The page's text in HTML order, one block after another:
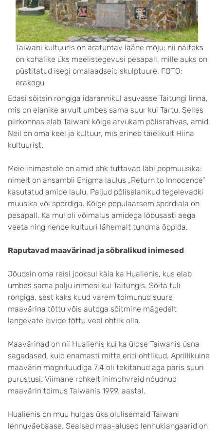
Taiwani kultuuris on äratuntav lääne mõju: nii näiteks
on kohalike üks meelistegevusi pesapall, mille auks on
püstitatud isegi omalaadseid skulptuure. FOTO:
erakogu
Edasi sõitsin rongiga idarannikul asuvasse Taitungi linna,
mis on elanike arvult umbes sama suur kui Tartu. Selles
piirkonnas elab Taiwani kõige arvukam põlisrahvas, amid.
Neil on oma keel ja kultuur, mis erineb täielikult Hiina
kultuurist.
Meie inimestele on amid ehk tuttavad läbi popmuusika:
nimelt on ansambli Enigma laulus „Return to Innocence“
kasutatud amide laulu. Paljud põliselanikud tegelevadki
muusika või spordiga. Kõige populaarsem spordiala on
pesapall. Ka mul oli võimalus amidega lõbusasti aega
veeta ning nende kultuuri lähemalt tundma õppida.
Raputavad maavärinad ja sõbralikud inimesed
Jõudsin oma reisi jooksul käia ka Hualienis, kus elab
umbes sama palju inimesi kui Taitungis. Sõita tuli
rongiga, sest kaks kuud varem toimunud suure
maavärina tõttu võis autoga sõitmine mägedelt
langevate kivide tõttu veel ohtlik olla.
Maavärinad on nii Hualienis kui ka üldse Taiwanis üsna
sagedased, kuid enamasti mitte eriti ohtlikud. Aprillikuine
maavärin magnituudiga 7,4 oli tekitanud aga päris suuri
purustusi. Viimane rohkelt inimohvreid nõudnud
maavärin toimus Taiwanis 1999. aastal.
Hualienis on muu hulgas üks olulisemaid Taiwani
lennuväebaase. Sealsed maa-alused lennukiangaarid on